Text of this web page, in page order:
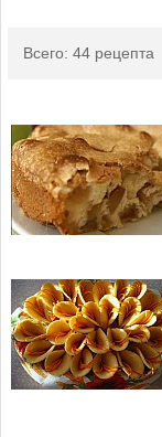
Всего: 44 рецепта